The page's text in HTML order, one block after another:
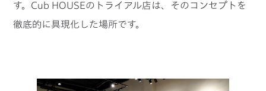
す。Cub HOUSEのトライアル店は、そのコンセプトを
徹底的に具現化した場所です。